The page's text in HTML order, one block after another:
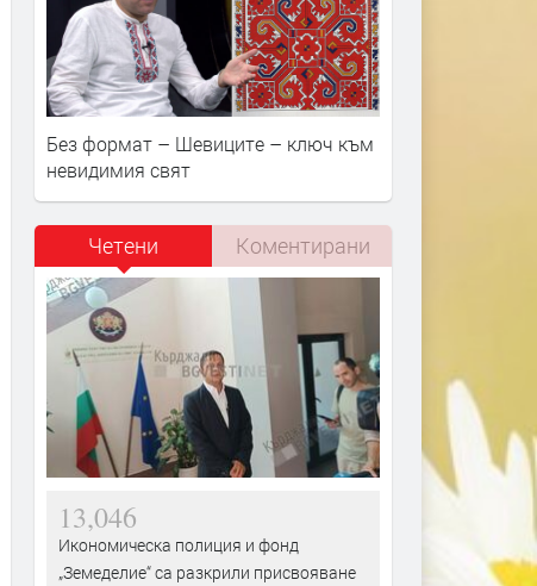
Без формат – Шевиците – ключ към
невидимия свят
Четени Коментирани
13,046
Икономическа полиция и фонд
„Земеделие“ са разкрили присвояване